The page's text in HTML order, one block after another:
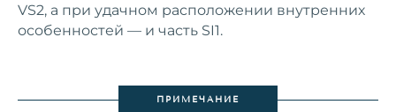
VS2, а при удачном расположении внутренних
особенностей — и часть SI1.
ПРИМЕЧАНИЕ